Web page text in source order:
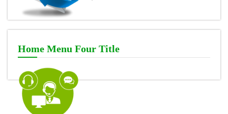
Home Menu Four Title